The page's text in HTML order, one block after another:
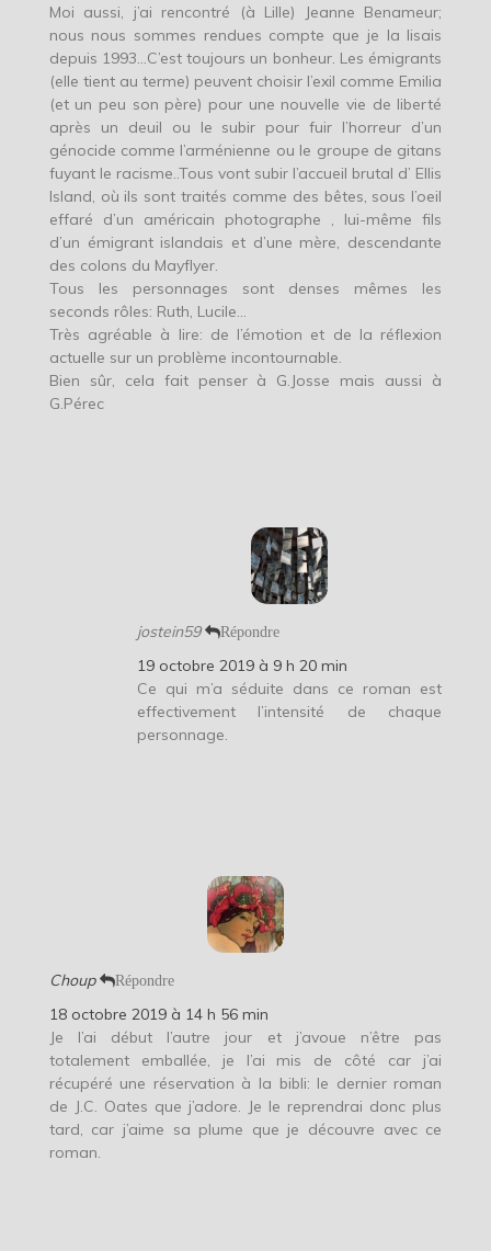
Moi aussi, j’ai rencontré (à Lille) Jeanne Benameur;
nous nous sommes rendues compte que je la lisais
depuis 1993…C’est toujours un bonheur. Les émigrants
(elle tient au terme) peuvent choisir l’exil comme Emilia
(et un peu son père) pour une nouvelle vie de liberté
après un deuil ou le subir pour fuir l’horreur d’un
génocide comme l’arménienne ou le groupe de gitans
fuyant le racisme..Tous vont subir l’accueil brutal d’ Ellis
Island, où ils sont traités comme des bêtes, sous l’oeil
effaré d’un américain photographe , lui-même fils
d’un émigrant islandais et d’une mère, descendante
des colons du Mayflyer.
Tous les personnages sont denses mêmes les
seconds rôles: Ruth, Lucile…
Très agréable à lire: de l’émotion et de la réflexion
actuelle sur un problème incontournable.
Bien sûr, cela fait penser à G.Josse mais aussi à
G.Pérec
jostein59 Répondre
19 octobre 2019 à 9 h 20 min
Ce qui m’a séduite dans ce roman est
effectivement l’intensité de chaque
personnage.
Choup Répondre
18 octobre 2019 à 14 h 56 min
Je l’ai début l’autre jour et j’avoue n’être pas
totalement emballée, je l’ai mis de côté car j’ai
récupéré une réservation à la bibli: le dernier roman
de J.C. Oates que j’adore. Je le reprendrai donc plus
tard, car j’aime sa plume que je découvre avec ce
roman.